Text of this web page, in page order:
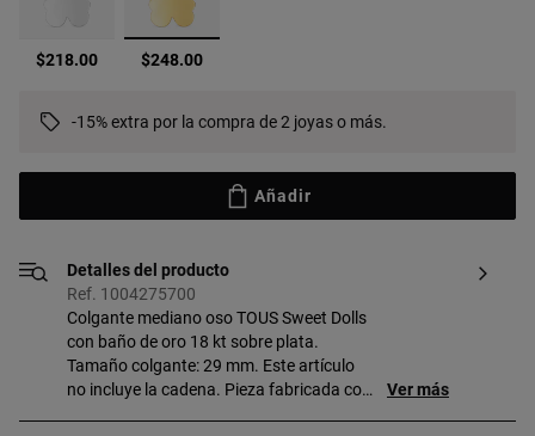
$218.00 seleccionado
$248.00
-15% extra por la compra de 2 joyas o más.
Añadir
Detalles del producto
Ref. 1004275700
Colgante mediano oso TOUS Sweet Dolls
con baño de oro 18 kt sobre plata.
Tamaño colgante: 29 mm. Este artículo
no incluye la cadena. Pieza fabricada con
Ver más